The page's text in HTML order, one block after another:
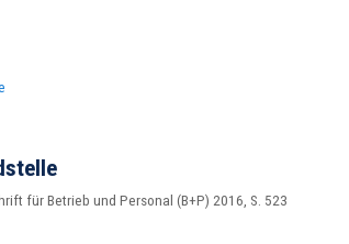
für Betrieb und Personal (B+P) 2016, S. 523